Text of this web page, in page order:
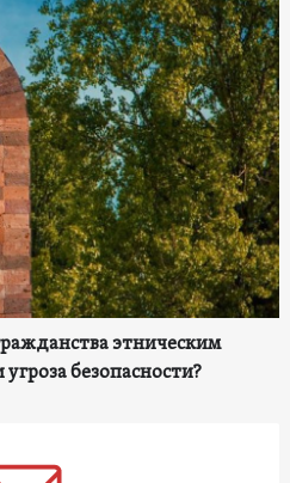
этническим
безопасности?